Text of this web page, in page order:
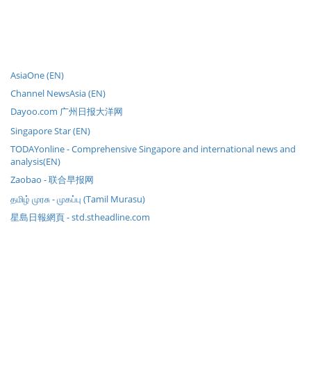
AsiaOne (EN)
Channel NewsAsia (EN)
Dayoo.com 广州日报大洋网
Singapore Star (EN)
TODAYonline - Comprehensive Singapore and international news and
analysis(EN)
Zaobao - 联合早报网
தமிழ் முரசு - முகப்பு (Tamil Murasu)
星島日報網頁 - std.stheadline.com